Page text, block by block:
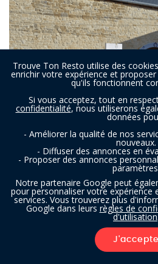
FILTRES
Restaurant à Lustin (Profondeville)
Trouve Ton Resto utilise des
enrichir votre expérience et
qu'ils fonctionnent
Si vous acceptez, tout en
confidentialité, nous utiliserons
données
- Améliorer la qualité de nos
nouveaux.
- Diffuser des annonces en
- Proposer des annonces
Notre partenaire Google peut
pour personnaliser votre expérience
services. Vous trouverez plus
Google dans leurs règles de
d'utilisation
J'accepte